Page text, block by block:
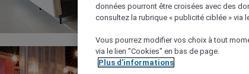
données pourront être croisées avec des
consultez la rubrique « publicité ciblée » via
Vous pourrez modifier vos choix à tout
via le lien "Cookies" en bas de page.
Plus d'informations